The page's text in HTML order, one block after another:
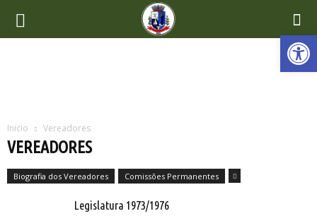
Inicio Vereadores
VEREADORES
Biografia dos Vereadores Comissões Permanentes
Legislatura 1973/1976